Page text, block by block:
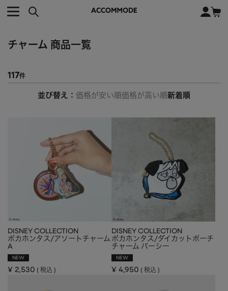
CATEGORY カテゴリー
BAG バッグ
TOTEトートバッグ
SHOULDERショルダーバッグ
BACKPACKバックパック
エコバッグ
その他
ファッション
ALL
APPARELアパレル
CAP/HAT
BRAND ブランド
COLLABORATION
KEYWORD
オススメキーワード
ポカホンタス ジョンスミス
サンリオ ダイカット ポーチ チャーム
DISNEY トート
CATEGORY
BRAND
チャーム 商品一覧
並び替え 価格が安い順価格が高い順新着順
117
DISNEY COLLECTION
ポカホンタス/アソートチャーム
A
NEW
¥ 2,530 税込
DISNEY COLLECTION
ポカホンタス/ダイカットポーチ
チャーム パーシー
NEW
¥ 4,950 税込